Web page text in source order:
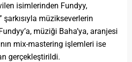
isimlerinden Fundyy,
şarkısıyla müzikseverlerin
müziği Baha’ya, aranjesi
mix-mastering işlemleri ise
gerçekleştirildi.